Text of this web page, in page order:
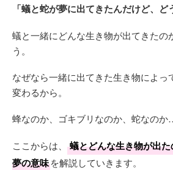
「蟻と蛇が夢に出てきたんだけど、ど
蟻と一緒にどんな生き物が出てきたの
う。
なぜなら一緒に出てきた生き物によっ
変わるから。
蜂なのか、ゴキブリなのか、蛇なのか
ここからは、
蟻とどんな生き物が出
夢の意味を解説していきます。